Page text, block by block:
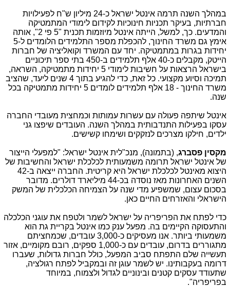
במהלך השנה תרמה אינטל ישראל כ-24 מיליון ש"ח לפעילויות
חברתיות, בעיקר תכניות חינוכיות לקידום לימודי המתמטיקה
והמדעים. כך, למשל, הייתה אינטל מיוזמות תכנית "5 פי 2", אותה
אימץ גם משרד החינוך, להכפלת מספר התלמידים הלומדים ל-5
יחידות בגרות במתמטיקה. יחד עם המשרד וקואליציה של חברות
הייטק, מקבלים כ-40 אלף תלמידים ב-450 בתי ספר תיכוניים
בישראל הרצאות על חשיבות לימודי 5 יחידות מתמטיקה, השראה,
תמיכה וסיוע מקצועי. כל זאת, כדי להגיע בתוך 4 שנים ליעד, שהציב
משרד החינוך - 18 אלף תלמידים לומדים 5 יחידות מתמטיקה בכל
שנה.
אינטל שיתפה פעולה עם עשרות עמותות וכמחצית מעובדי החברה
עסקו בפעילות התנדבותית במהלך השנה. העובדים שיפצו גני
ילדים, חילקו מצרכים לנזקקים ושימחו קשישים.
מקסין פסברג, (בתמונה), מנכ"לית אינטל ישראל: "למפעלי הייצור
של אינטל ישראל תרומה משמעותית לכלכלת ישראל והחשיבות של
היצוא מאינטל לכלכלת ישראל היא קריטית. החברה ייצאה ב-42
השנים האחרונות מאז נוסדה בכ-44 מיליארד דולרים. מדובר
בסכום עצום, שמשפיע מדי שנה על הצמיחה הכלכלית של המשק
הישראלי והאזרחים החיים כאן.
כדי לפתח את הפריפריה על ישראל לשמר ולטפח את עוגני הכלכלה
והתעסוקה הקיימים בה. מפעל ענק כמו אינטל בקריית גת הוא
משמעותי ביותר. אנו מעסיקים כ-3,000 עובדים, שכמחציתם
מתגוררים בדרום, עובדים עם כ-1,000 ספקים, רובם מקומיים, אזור
תעשייה שלם התפתח סביב המפעל, כולל חברות גדולות, שעברו
דרומה בעקבותינו. יש לשמר עוגן זה ובמקביל לפתח רגולציה,
שתעודד עסקים קטנים ובינוניים לגדול ולצמוח, במיוחד
בפריפריה".